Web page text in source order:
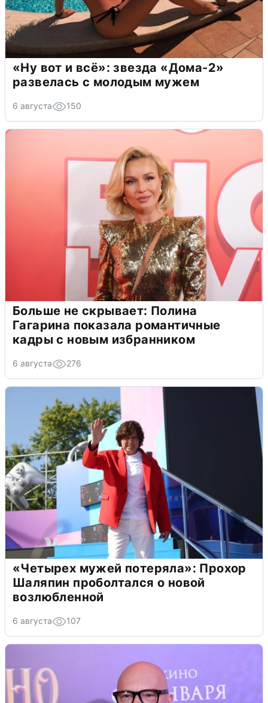
«Ну вот и всё»: звезда «Дома-2»
развелась с молодым мужем
6 августа 150
Больше не скрывает: Полина
Гагарина показала романтичные
кадры с новым избранником
6 августа 276
«Четырех мужей потеряла»: Прохор
Шаляпин проболтался о новой
возлюбленной
6 августа 107